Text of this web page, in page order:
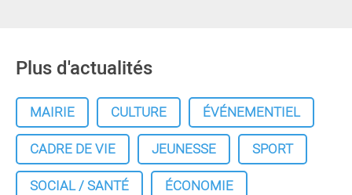
Plus d'actualités
MAIRIE CULTURE
ÉVÉNEMENTIEL
CADRE DE VIE
JEUNESSE
SPORT
SOCIAL / SANTÉ
ÉCONOMIE